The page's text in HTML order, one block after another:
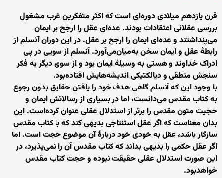
قرن یازدهم میلادی دوره‌ای است که اکثر متفکرین غرب مشغول
بررسی عقلانی اعتقادات بودند. عده‌ای عقل را ارجح بر ایمان
می‌پنداشتند و عده‌ای ایمان را ارجح بر عقل. در این دوران آنسلم از
رابطهٔ عقل و ایمان سخن به‌میان‌می‌آورد. آنسلم از سویی در پی
ادراک خداوند و هستی به وسیلهٔ ایمان بود و از سوی دیگر به فکر
سنجش منطقی و دیالکتیکی اندیشه‌هایش افتاده‌بود.
با وجود این که آنسلم گاهی هدف خود را یافتن حقایق بدون رجوع
به کتاب مقدس می‌دانست، اما در بسیاری از رسالاتش ایمان و
حجیت متون مقدس را برتر از استدلال عقلی عنوان کرده‌است. این
بدان معناست که اگر عقل استنتاجی بدیهی کند که با کتاب مقدس
سازگار باشد، عقل به خودی خود دربارهٔ آن موضوع حجت است. اما
اگر عقل حکمی را بدیهی بداند که کتاب مقدس آن را نمی‌پذیرد، در
این صورت استدلال عقلی حقیقت نبوده و حجت کتاب مقدس
خواهدبود.